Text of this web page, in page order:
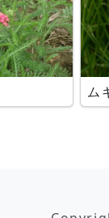
ム